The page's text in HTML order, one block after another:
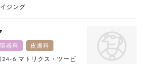
ジング
器科
皮膚科
24-6 マトリクス・ツービ